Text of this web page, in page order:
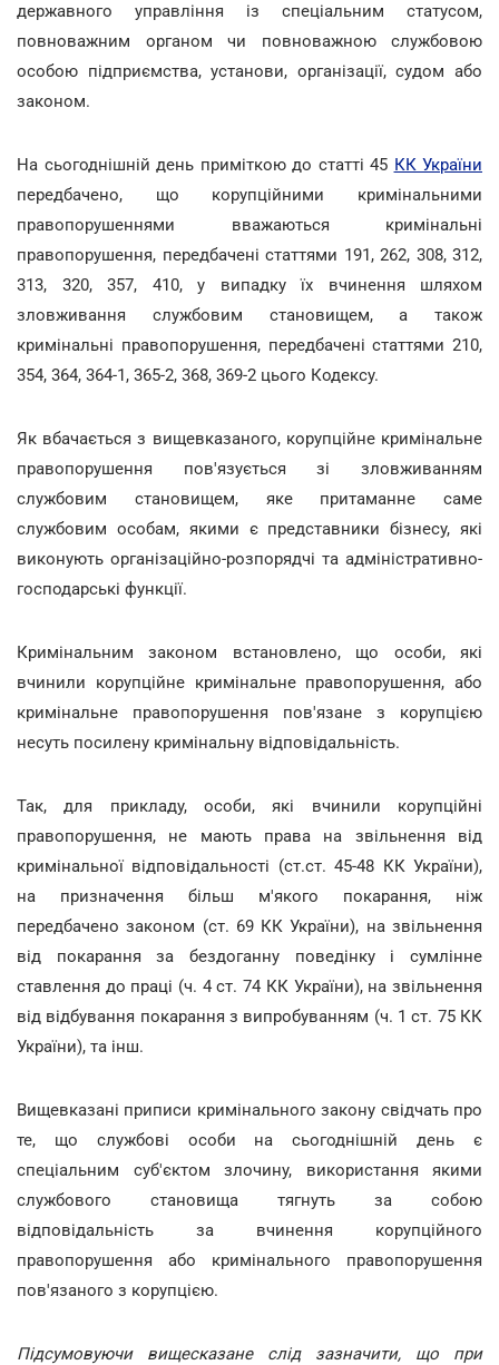
державного управління із спеціальним статусом,
повноважним органом чи повноважною службовою
особою підприємства, установи, організації, судом або
законом.
На сьогоднішній день приміткою до статті 45 КК України
передбачено, що корупційними кримінальними
правопорушеннями вважаються кримінальні
правопорушення, передбачені статтями 191, 262, 308, 312,
313, 320, 357, 410, у випадку їх вчинення шляхом
зловживання службовим становищем, а також
кримінальні правопорушення, передбачені статтями 210,
354, 364, 364-1, 365-2, 368, 369-2 цього Кодексу.
Як вбачається з вищевказаного, корупційне кримінальне
правопорушення пов'язується зі зловживанням
службовим становищем, яке притаманне саме
службовим особам, якими є представники бізнесу, які
виконують організаційно-розпорядчі та адміністративно-
господарські функції.
Кримінальним законом встановлено, що особи, які
вчинили корупційне кримінальне правопорушення, або
кримінальне правопорушення пов'язане з корупцією
несуть посилену кримінальну відповідальність.
Так, для прикладу, особи, які вчинили корупційні
правопорушення, не мають права на звільнення від
кримінальної відповідальності (ст.ст. 45-48 КК України),
на призначення більш м'якого покарання, ніж
передбачено законом (ст. 69 КК України), на звільнення
від покарання за бездоганну поведінку і сумлінне
ставлення до праці (ч. 4 ст. 74 КК України), на звільнення
від відбування покарання з випробуванням (ч. 1 ст. 75 КК
України), та інш.
Вищевказані приписи кримінального закону свідчать про
те, що службові особи на сьогоднішній день є
спеціальним суб'єктом злочину, використання якими
службового становища тягнуть за собою
відповідальність за вчинення корупційного
правопорушення або кримінального правопорушення
пов'язаного з корупцією.
Підсумовуючи вищесказане слід зазначити, що при